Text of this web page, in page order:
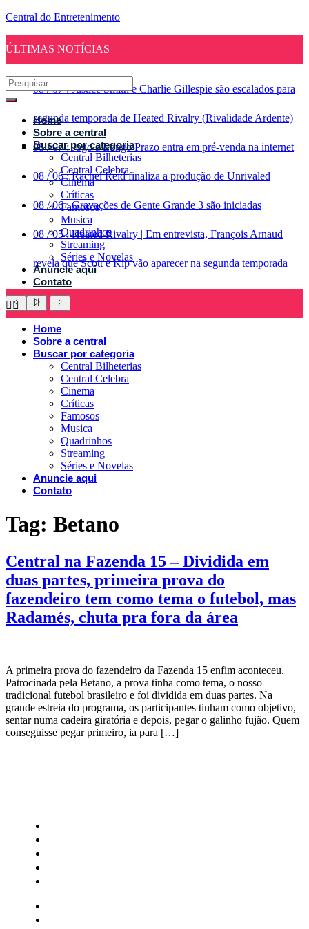
Central do Entretenimento
ÚLTIMAS NOTÍCIAS
08 / 07 : Justice Smith e Charlie Gillespie são escalados para
segunda temporada de Heated Rivalry (Rivalidade Ardente)
08 / 07 : Jogo a Longo Prazo entra em pré-venda na internet
08 / 06 : Rachel Reid finaliza a produção de Unrivaled
08 / 06 : Gravações de Gente Grande 3 são iniciadas
08 / 05 : Heated Rivalry | Em entrevista, François Arnaud
revela que Scott e Kip vão aparecer na segunda temporada
Home
Sobre a central
Buscar por categoria
Central Bilheterias
Central Celebra
Cinema
Críticas
Famosos
Musica
Quadrinhos
Streaming
Séries e Novelas
Anuncie aqui
Contato
Home
Sobre a central
Buscar por categoria
Central Bilheterias
Central Celebra
Cinema
Críticas
Famosos
Musica
Quadrinhos
Streaming
Séries e Novelas
Anuncie aqui
Contato
Tag: Betano
Central na Fazenda 15 – Dividida em
duas partes, primeira prova do
fazendeiro tem como tema o futebol, mas
Radamés, chuta pra fora da área
A primeira prova do fazendeiro da Fazenda 15 enfim aconteceu.
Patrocinada pela Betano, a prova tinha como tema, o nosso
tradicional futebol brasileiro e foi dividida em duas partes. Na
grande estreia do programa, os participantes tinham como objetivo,
sentar numa cadeira giratória e depois, pegar o galinho fujão. Quem
conseguisse pegar primeiro, ia para […]